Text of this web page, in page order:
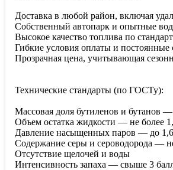
Доставка в любой район, включая
Собственный автопарк и опытные
Высокое качество топлива по
Гибкие условия оплаты и постоянные
Прозрачная цена, учитывающая
Технические стандарты (по ГОСТу):
Массовая доля бутиленов и бутанов
Объем остатка жидкости — не более
Давление насыщенных паров — до
Содержание серы и сероводорода —
Отсутствие щелочей и воды
Интенсивность запаха — свыше 3